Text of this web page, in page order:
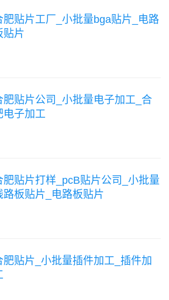
肥贴片工厂_小批量bga贴片_电路
贴片
肥贴片公司_小批量电子加工_合
电子加工
肥贴片打样_pcB贴片公司_小批量
路板贴片_电路板贴片
肥贴片_小批量插件加工_插件加